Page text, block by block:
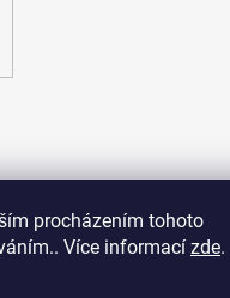
procházením tohoto
Více informací zde.
PPL UPS
branik.cz - Všechna